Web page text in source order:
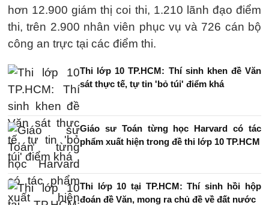
hơn 12.900 giám thị coi thi, 1.210 lãnh đạo điểm
thi, trên 2.900 nhân viên phục vụ và 726 cán bộ
công an trực tại các điểm thi.
Thi lớp 10 TP.HCM: Thí sinh khen đề Văn
sát thực tế, tự tin 'bỏ túi' điểm khá
Giáo sư Toán từng học Harvard có tác
phẩm xuất hiện trong đề thi lớp 10 TP.HCM
Thi lớp 10 tại TP.HCM: Thí sinh hồi hộp
đoán đề Văn, mong ra chủ đề về đất nước